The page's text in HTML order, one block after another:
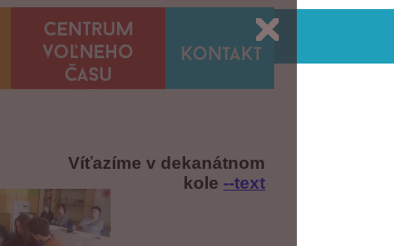
Víťazíme v dekanátnom
kole --text